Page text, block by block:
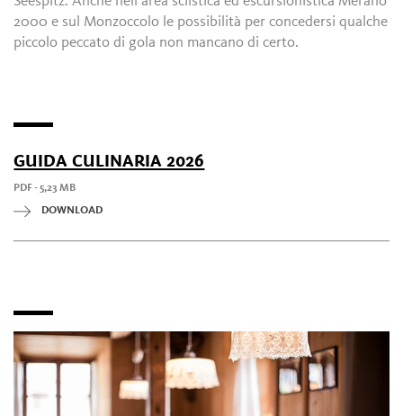
2000 e sul Monzoccolo le possibilità per concedersi qualche
piccolo peccato di gola non mancano di certo.
GUIDA CULINARIA 2026
PDF - 5,23 MB
DOWNLOAD